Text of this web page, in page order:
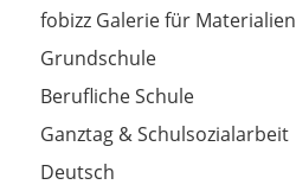
fobizz Galerie für Materialien
Grundschule
Berufliche Schule
Ganztag & Schulsozialarbeit
Deutsch